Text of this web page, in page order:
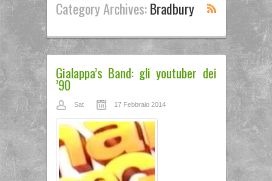
Category Archives:Bradbury
Gialappa’s Band: gli youtuber dei
’90
Sat 17 Febbraio 2014